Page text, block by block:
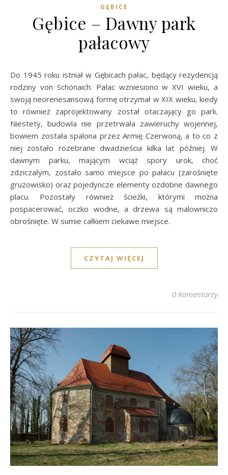
GĘBICE
Gębice – Dawny park
pałacowy
Do 1945 roku istniał w Gębicach pałac, będący rezydencją
rodziny von Schönaich. Pałac wzniesiono w XVI wieku, a
swoją neorenesansową formę otrzymał w XIX wieku, kiedy
to również zaprojektowany został otaczający go park.
Niestety, budowla nie przetrwała zawieruchy wojennej,
bowiem została spalona przez Armię Czerwoną, a to co z
niej zostało rozebrane dwadzieścia kilka lat później. W
dawnym parku, mającym wciąż spory urok, choć
zdziczałym, zostało samo miejsce po pałacu (zarośnięte
gruzowisko) oraz pojedyncze elementy ozdobne dawnego
placu. Pozostały również ścieżki, którymi można
pospacerować, oczko wodne, a drzewa są malowniczo
obrośnięte. W sumie całkiem ciekawe miejsce.
CZYTAJ WIĘCEJ
0 Komentarzy